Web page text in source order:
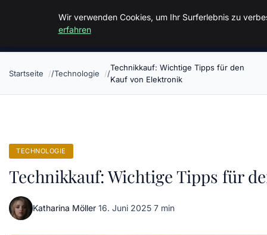
Malzminden
Startseite Technologie
Technikkauf: Wichtige Tipps für den
Kauf von Elektronik
TECHNOLOGIE
Technikkauf: Wichtige Tipps für
Katharina Möller·16. Juni 2025·7 min
Wir verwenden Cookies, um Ihr Surferlebnis zu
erfahren